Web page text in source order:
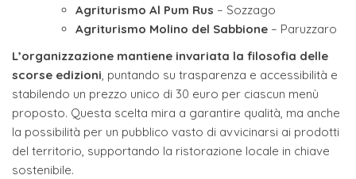
Agriturismo Al Pum Rus – Sozzago
Agriturismo Molino del Sabbione – Paruzzaro
L’organizzazione mantiene invariata la filosofia delle
scorse edizioni, puntando su trasparenza e accessibilità e
stabilendo un prezzo unico di 30 euro per ciascun menù
proposto. Questa scelta mira a garantire qualità, ma anche
la possibilità per un pubblico vasto di avvicinarsi ai prodotti
del territorio, supportando la ristorazione locale in chiave
sostenibile.